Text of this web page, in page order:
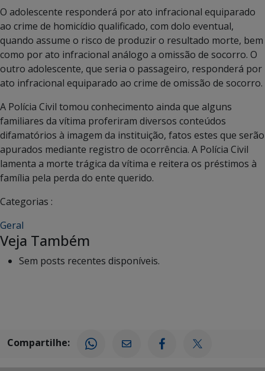
O adolescente responderá por ato infracional equiparado
ao crime de homicídio qualificado, com dolo eventual,
quando assume o risco de produzir o resultado morte, bem
como por ato infracional análogo a omissão de socorro. O
outro adolescente, que seria o passageiro, responderá por
ato infracional equiparado ao crime de omissão de socorro.
A Polícia Civil tomou conhecimento ainda que alguns
familiares da vítima proferiram diversos conteúdos
difamatórios à imagem da instituição, fatos estes que serão
apurados mediante registro de ocorrência. A Polícia Civil
lamenta a morte trágica da vítima e reitera os préstimos à
família pela perda do ente querido.
Categorias :
Geral
Veja Também
Sem posts recentes disponíveis.
Compartilhe: